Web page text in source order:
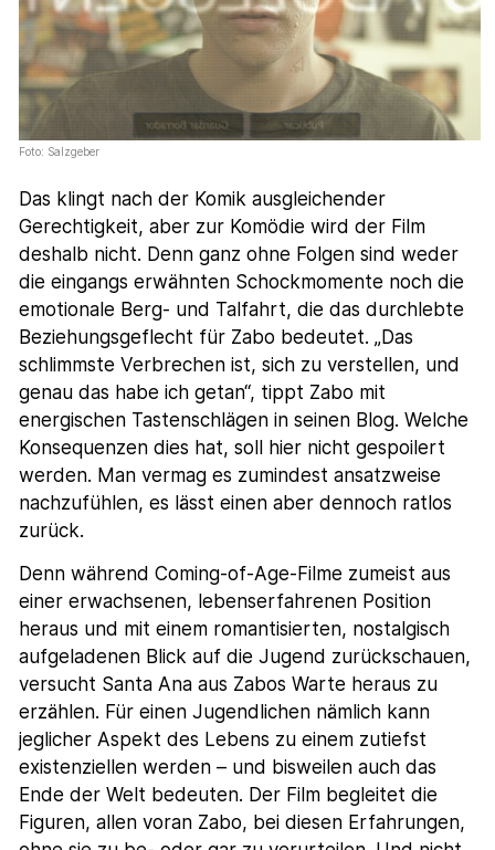
Foto: Salzgeber
Das klingt nach der Komik ausgleichender
Gerechtigkeit, aber zur Komödie wird der Film
deshalb nicht. Denn ganz ohne Folgen sind weder
die eingangs erwähnten Schockmomente noch die
emotionale Berg- und Talfahrt, die das durchlebte
Beziehungsgeflecht für Zabo bedeutet. „Das
schlimmste Verbrechen ist, sich zu verstellen, und
genau das habe ich getan“, tippt Zabo mit
energischen Tastenschlägen in seinen Blog. Welche
Konsequenzen dies hat, soll hier nicht gespoilert
werden. Man vermag es zumindest ansatzweise
nachzufühlen, es lässt einen aber dennoch ratlos
zurück.
Denn während Coming-of-Age-Filme zumeist aus
einer erwachsenen, lebenserfahrenen Position
heraus und mit einem romantisierten, nostalgisch
aufgeladenen Blick auf die Jugend zurückschauen,
versucht Santa Ana aus Zabos Warte heraus zu
erzählen. Für einen Jugendlichen nämlich kann
jeglicher Aspekt des Lebens zu einem zutiefst
existenziellen werden – und bisweilen auch das
Ende der Welt bedeuten. Der Film begleitet die
Figuren, allen voran Zabo, bei diesen Erfahrungen,